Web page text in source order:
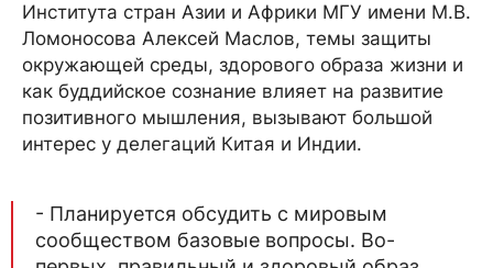
Института стран Азии и Африки МГУ имени М.В.
Ломоносова Алексей Маслов, темы защиты
окружающей среды, здорового образа жизни и
как буддийское сознание влияет на развитие
позитивного мышления, вызывают большой
интерес у делегаций Китая и Индии.
- Планируется обсудить с мировым
сообществом базовые вопросы. Во-